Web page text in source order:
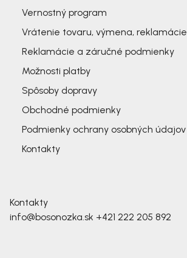
Vernostný program
Vrátenie tovaru, výmena, reklamácie
Reklamácie a záručné podmienky
Možnosti platby
Spôsoby dopravy
Obchodné podmienky
Podmienky ochrany osobných údajov
Kontakty
Kontakty
info@bosonozka.sk +421 222 205 892